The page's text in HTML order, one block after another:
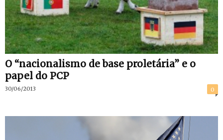
O “nacionalismo de base proletária” e o
papel do PCP
30/06/2013 0